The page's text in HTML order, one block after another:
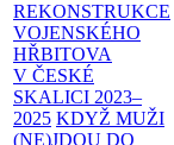
REKONSTRUKCE
VOJENSKÉHO
HŘBITOVA
V ČESKÉ
SKALICI 2023–
2025 KDYŽ MUŽI
(NE)JDOU DO